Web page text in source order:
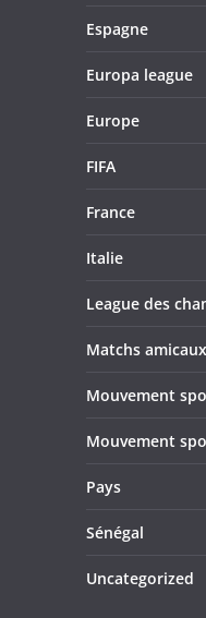
Espagne
Europa league
Europe
FIFA
France
Italie
League des
Matchs amicaux
Mouvement
Mouvement
Pays
Sénégal
Uncategorized